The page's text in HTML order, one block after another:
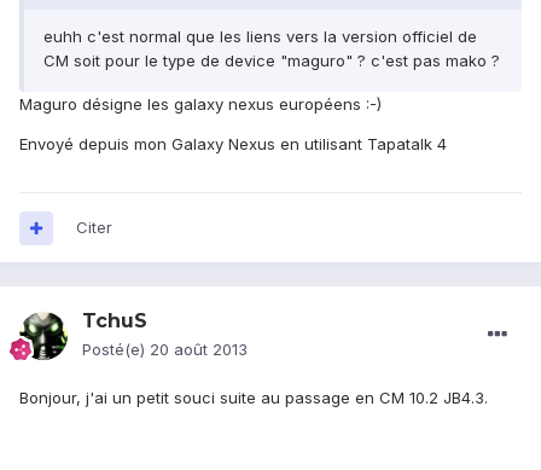
euhh c'est normal que les liens vers la version officiel de
CM soit pour le type de device "maguro" ? c'est pas mako ?
Maguro désigne les galaxy nexus européens :-)
Envoyé depuis mon Galaxy Nexus en utilisant Tapatalk 4
Citer
TchuS
Posté(e) 20 août 2013
Bonjour, j'ai un petit souci suite au passage en CM 10.2 JB4.3.